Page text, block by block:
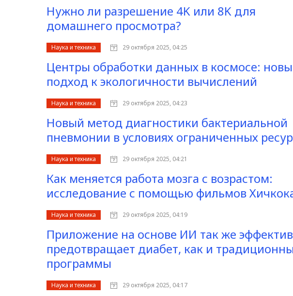
Нужно ли разрешение 4K или 8K для
домашнего просмотра?
Наука и техника 29 октября 2025, 04:25
Центры обработки данных в космосе:
подход к экологичности вычислений
Наука и техника 29 октября 2025, 04:23
Новый метод диагностики бактериальной
пневмонии в условиях ограниченных
Наука и техника 29 октября 2025, 04:21
Как меняется работа мозга с возрастом:
исследование с помощью фильмов
Наука и техника 29 октября 2025, 04:19
Приложение на основе ИИ так же
предотвращает диабет, как и
программы
Наука и техника 29 октября 2025, 04:17